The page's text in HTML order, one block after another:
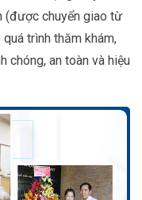
(được chuyển giao từ
trình thăm khám,
chóng, an toàn và hiệu